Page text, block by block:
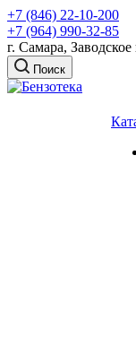
+7 (846) 22-10-200
+7 (964) 990-32-85
г. Самара,
Поиск